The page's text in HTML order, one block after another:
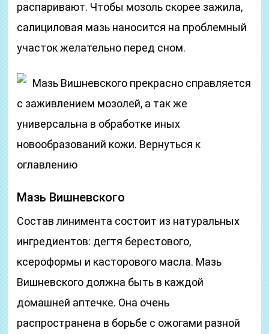
распаривают. Чтобы мозоль скорее зажила,
салициловая мазь наносится на проблемный
участок желательно перед сном.
Мазь Вишневского прекрасно справляется
с заживлением мозолей, а так же
универсальна в обработке иных
новообразований кожи. Вернуться к
оглавлению
Мазь Вишневского
Состав линимента состоит из натуральных
ингредиентов: дегтя берестового,
ксероформы и касторового масла. Мазь
Вишневского должна быть в каждой
домашней аптечке. Она очень
распространена в борьбе с ожогами разной